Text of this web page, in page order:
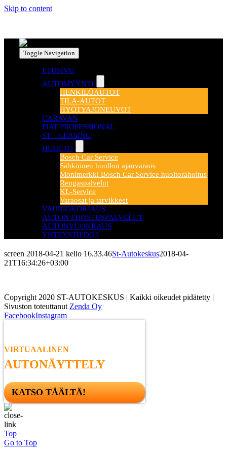
Skip to content
Toggle Navigation
ETUSIVU
AUTOMYYNTI
HENKILÖAUTOT
TILA-AUTOT
HYÖTYAJONEUVOT
CARAVAN
FIAT PROFESSIONAL
ST – LEASING
HUOLTO
Bosch Car Service
Sähköinen huollon ajanvaraus
Monimerkki Bosch Car Service huoltorahoitus
Rengaspalvelut
KL-Service
Varaosat ja tarvikkeet
VAURIOKORJAUS
AUTON EHOSTUSPALVELUT
AUTONVUOKRAUS
YHTEYSTIEDOT
screen 2018-04-21 kello 16.33.46St-Autokeskus2018-04-
21T16:34:26+03:00
Copyright 2020 ST-AUTOKESKUS | Kaikki oikeudet pidätetty |
Sivuston toteuttanut Zenda Oy
FacebookInstagram
VIRTUAALINEN
AUTONÄYTTELY
KATSO TÄÄLTÄ!
Top
Go to Top